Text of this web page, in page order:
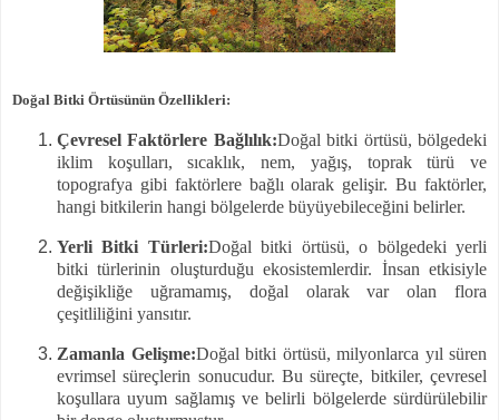
Doğal Bitki Örtüsünün Özellikleri:
Çevresel Faktörlere Bağlılık:Doğal bitki örtüsü, bölgedeki
iklim koşulları, sıcaklık, nem, yağış, toprak türü ve
topografya gibi faktörlere bağlı olarak gelişir. Bu faktörler,
hangi bitkilerin hangi bölgelerde büyüyebileceğini belirler.
Yerli Bitki Türleri:Doğal bitki örtüsü, o bölgedeki yerli
bitki türlerinin oluşturduğu ekosistemlerdir. İnsan etkisiyle
değişikliğe uğramamış, doğal olarak var olan flora
çeşitliliğini yansıtır.
Zamanla Gelişme:Doğal bitki örtüsü, milyonlarca yıl süren
evrimsel süreçlerin sonucudur. Bu süreçte, bitkiler, çevresel
koşullara uyum sağlamış ve belirli bölgelerde sürdürülebilir